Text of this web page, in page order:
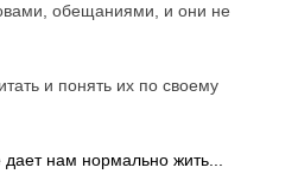
обещаниями, и они не
и понять их по своему
нам нормально жить...